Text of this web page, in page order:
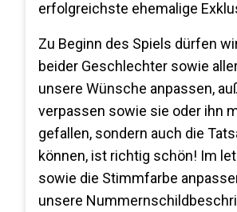
erfolgreichste ehemalige
Zu Beginn des Spiels dürfen
beider Geschlechter sowie
unsere Wünsche anpassen,
verpassen sowie sie oder ihn
gefallen, sondern auch die
können, ist richtig schön! Im
sowie die Stimmfarbe
unsere